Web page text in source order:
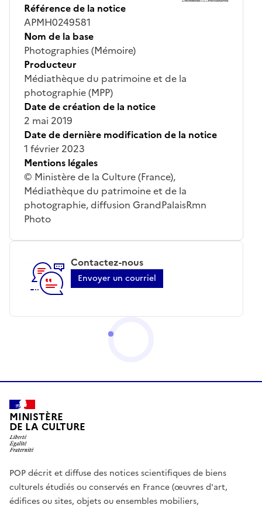
Référence de la notice
APMH0249581
Nom de la base
Photographies (Mémoire)
Producteur
Médiathèque du patrimoine et de la
photographie (MPP)
Date de création de la notice
2 mai 2019
Date de dernière modification de la notice
1 février 2023
Mentions légales
© Ministère de la Culture (France),
Médiathèque du patrimoine et de la
photographie, diffusion GrandPalaisRmn
Photo
Contactez-nous
Envoyer un courriel
MINISTÈRE
DE LA CULTURE
POP décrit et diffuse des notices scientifiques de biens
culturels étudiés ou conservés en France (œuvres d'art,
édifices ou sites, objets ou ensembles mobiliers,